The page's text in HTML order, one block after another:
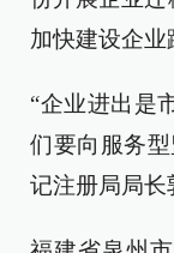
加快建设企业
“企业进出是
们要向服务
记注册局局长